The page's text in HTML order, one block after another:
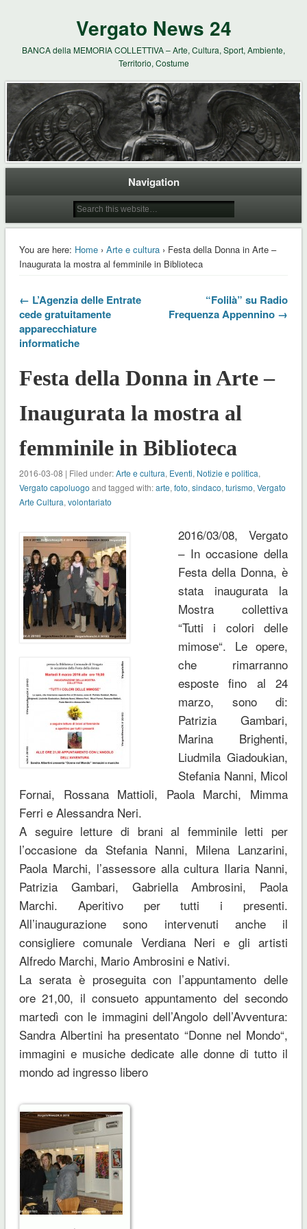
Vergato News 24
BANCA della MEMORIA COLLETTIVA – Arte, Cultura, Sport, Ambiente,
Territorio, Costume
Navigation
You are here: Home› Arte e cultura› Festa della Donna in Arte –
Inaugurata la mostra al femminile in Biblioteca
← L’Agenzia delle Entrate
cede gratuitamente
apparecchiature
informatiche
“Folilà” su Radio
Frequenza Appennino →
Festa della Donna in Arte –
Inaugurata la mostra al
femminile in Biblioteca
2016-03-08 | Filed under:Arte e cultura, Eventi, Notizie e politica,
Vergato capoluogo and tagged with:arte, foto, sindaco, turismo, Vergato
Arte Cultura, volontariato
2016/03/08, Vergato
– In occasione della
Festa della Donna, è
stata inaugurata la
Mostra collettiva
“Tutti i colori delle
mimose“. Le opere,
che rimarranno
esposte fino al 24
marzo, sono di:
Patrizia Gambari,
Marina Brighenti,
Liudmila Giadoukian,
Stefania Nanni, Micol
Fornai, Rossana Mattioli, Paola Marchi, Mimma
Ferri e Alessandra Neri.
A seguire letture di brani al femminile letti per
l’occasione da Stefania Nanni, Milena Lanzarini,
Paola Marchi, l’assessore alla cultura Ilaria Nanni,
Patrizia Gambari, Gabriella Ambrosini, Paola
Marchi. Aperitivo per tutti i presenti.
All’inaugurazione sono intervenuti anche il
consigliere comunale Verdiana Neri e gli artisti
Alfredo Marchi, Mario Ambrosini e Nativi.
La serata è proseguita con l’appuntamento delle
ore 21,00, il consueto appuntamento del secondo
martedì con le immagini dell’Angolo dell’Avventura:
Sandra Albertini ha presentato “Donne nel Mondo“,
immagini e musiche dedicate alle donne di tutto il
mondo ad ingresso libero
.